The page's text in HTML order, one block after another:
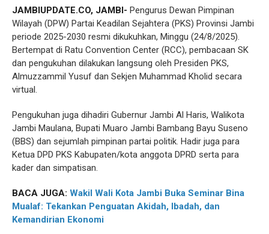
JAMBIUPDATE.CO, JAMBI- Pengurus Dewan Pimpinan
Wilayah (DPW) Partai Keadilan Sejahtera (PKS) Provinsi Jambi
periode 2025-2030 resmi dikukuhkan, Minggu (24/8/2025).
Bertempat di Ratu Convention Center (RCC), pembacaan SK
dan pengukuhan dilakukan langsung oleh Presiden PKS,
Almuzzammil Yusuf dan Sekjen Muhammad Kholid secara
virtual.
Pengukuhan juga dihadiri Gubernur Jambi Al Haris, Walikota
Jambi Maulana, Bupati Muaro Jambi Bambang Bayu Suseno
(BBS) dan sejumlah pimpinan partai politik. Hadir juga para
Ketua DPD PKS Kabupaten/kota anggota DPRD serta para
kader dan simpatisan.
BACA JUGA: Wakil Wali Kota Jambi Buka Seminar Bina
Mualaf: Tekankan Penguatan Akidah, Ibadah, dan
Kemandirian Ekonomi